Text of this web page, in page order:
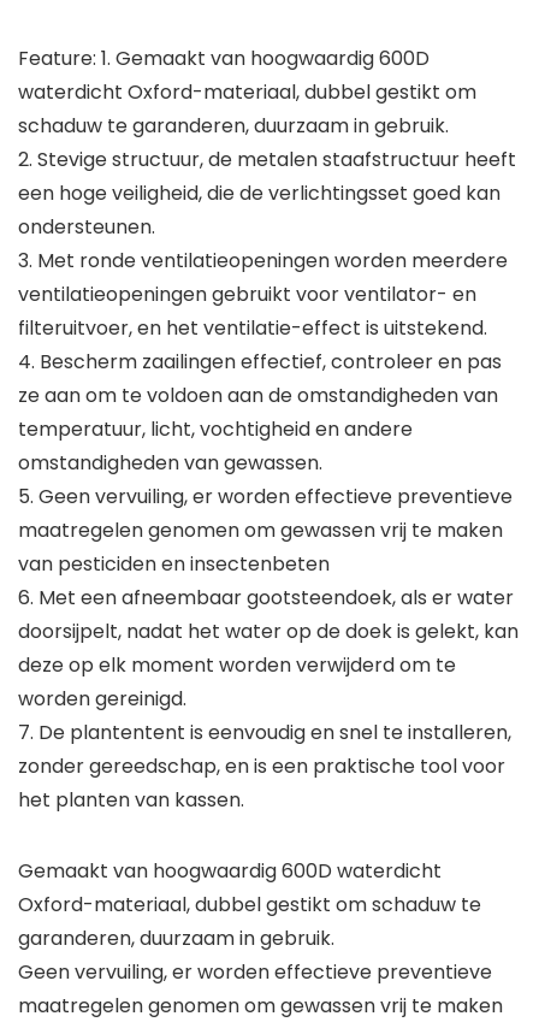
Feature: 1. Gemaakt van hoogwaardig 600D
waterdicht Oxford-materiaal, dubbel gestikt om
schaduw te garanderen, duurzaam in gebruik.
2. Stevige structuur, de metalen staafstructuur heeft
een hoge veiligheid, die de verlichtingsset goed kan
ondersteunen.
3. Met ronde ventilatieopeningen worden meerdere
ventilatieopeningen gebruikt voor ventilator- en
filteruitvoer, en het ventilatie-effect is uitstekend.
4. Bescherm zaailingen effectief, controleer en pas
ze aan om te voldoen aan de omstandigheden van
temperatuur, licht, vochtigheid en andere
omstandigheden van gewassen.
5. Geen vervuiling, er worden effectieve preventieve
maatregelen genomen om gewassen vrij te maken
van pesticiden en insectenbeten
6. Met een afneembaar gootsteendoek, als er water
doorsijpelt, nadat het water op de doek is gelekt, kan
deze op elk moment worden verwijderd om te
worden gereinigd.
7. De plantentent is eenvoudig en snel te installeren,
zonder gereedschap, en is een praktische tool voor
het planten van kassen.
Gemaakt van hoogwaardig 600D waterdicht
Oxford-materiaal, dubbel gestikt om schaduw te
garanderen, duurzaam in gebruik.
Geen vervuiling, er worden effectieve preventieve
maatregelen genomen om gewassen vrij te maken